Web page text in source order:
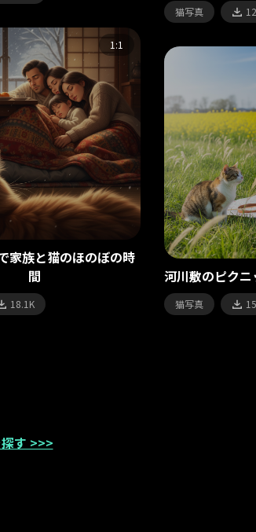
猫写真
1:1
家族と猫のほのぼの時
間
18.1K
河川敷のピク
猫写真
す >>>